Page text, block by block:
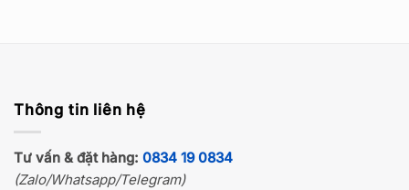
Thông tin liên hệ
Tư vấn & đặt hàng: 0834 19 0834
(Zalo/Whatsapp/Telegram)